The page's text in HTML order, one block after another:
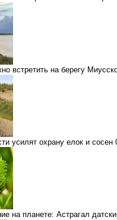
встретить на берегу
усилят охрану елок и сосен
на планете: Астрагал